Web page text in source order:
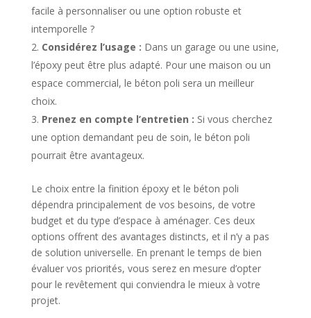
facile à personnaliser ou une option robuste et
intemporelle ?
Considérez l’usage : Dans un garage ou une usine,
l’époxy peut être plus adapté. Pour une maison ou un
espace commercial, le béton poli sera un meilleur
choix.
Prenez en compte l’entretien : Si vous cherchez
une option demandant peu de soin, le béton poli
pourrait être avantageux.
Le choix entre la finition époxy et le béton poli
dépendra principalement de vos besoins, de votre
budget et du type d’espace à aménager. Ces deux
options offrent des avantages distincts, et il n’y a pas
de solution universelle. En prenant le temps de bien
évaluer vos priorités, vous serez en mesure d’opter
pour le revêtement qui conviendra le mieux à votre
projet.